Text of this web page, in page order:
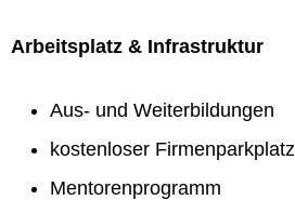
Arbeitsplatz & Infrastruktur
Aus- und Weiterbildungen
kostenloser Firmenparkplatz
Mentorenprogramm